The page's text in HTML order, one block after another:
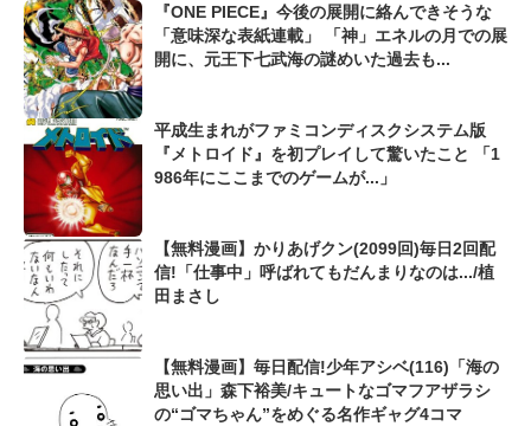
『ONE PIECE』今後の展開に絡んできそうな
「意味深な表紙連載」 「神」エネルの月での展
開に、元王下七武海の謎めいた過去も...
平成生まれがファミコンディスクシステム版
『メトロイド』を初プレイして驚いたこと 「1
986年にここまでのゲームが...」
【無料漫画】かりあげクン(2099回)毎日2回配
信!「仕事中」呼ばれてもだんまりなのは.../植
田まさし
【無料漫画】毎日配信!少年アシベ(116)「海の
思い出」森下裕美/キュートなゴマフアザラシ
の“ゴマちゃん”をめぐる名作ギャグ4コマ